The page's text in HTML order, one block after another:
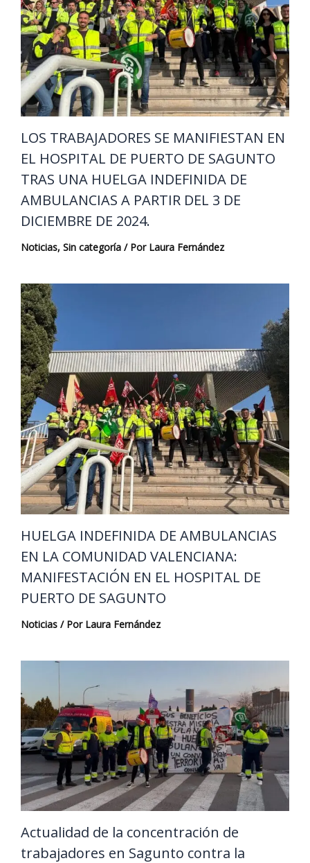
LOS TRABAJADORES SE MANIFIESTAN EN
EL HOSPITAL DE PUERTO DE SAGUNTO
TRAS UNA HUELGA INDEFINIDA DE
AMBULANCIAS A PARTIR DEL 3 DE
DICIEMBRE DE 2024.
Noticias, Sin categoría / Por Laura Fernández
HUELGA INDEFINIDA DE AMBULANCIAS
EN LA COMUNIDAD VALENCIANA:
MANIFESTACIÓN EN EL HOSPITAL DE
PUERTO DE SAGUNTO
Noticias / Por Laura Fernández
Actualidad de la concentración de
trabajadores en Sagunto contra la